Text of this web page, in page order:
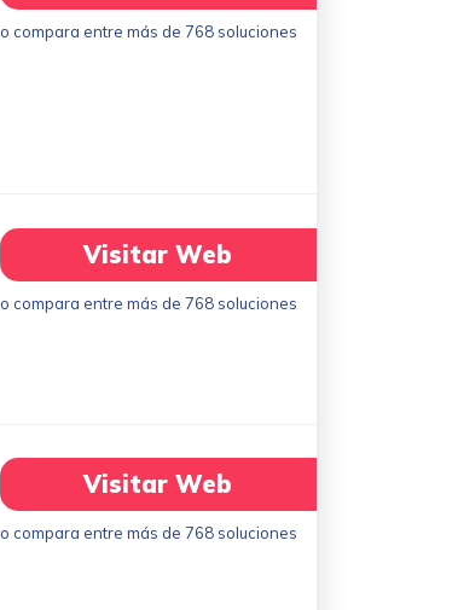
o compara entre más de 768 soluciones
Visitar Web
o compara entre más de 768 soluciones
Visitar Web
o compara entre más de 768 soluciones